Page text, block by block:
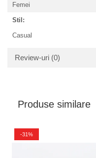
Femei
Stil:
Casual
Review-uri (0)
Produse similare
-31%